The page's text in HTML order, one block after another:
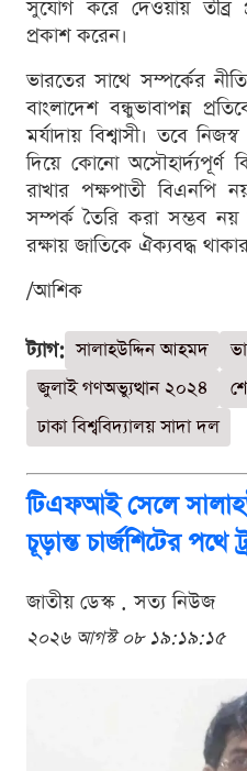
সুযোগ করে দেওয়ায় তীব্র
প্রকাশ করেন।
ভারতের সাথে সম্পর্কের নীতি
বাংলাদেশ বন্ধুভাবাপন্ন
মর্যাদায় বিশ্বাসী। তবে
দিয়ে কোনো অসৌহার্দ্যপূর্ণ
রাখার পক্ষপাতী বিএনপি
সম্পর্ক তৈরি করা সম্ভব নয়
রক্ষায় জাতিকে ঐক্যবদ্ধ
/আশিক
ট্যাগ: সালাহউদ্দিন আহমদ
জুলাই গণঅভ্যুত্থান ২০২৪
ঢাকা বিশ্ববিদ্যালয় সাদা দল
টিএফআই সেলে
চূড়ান্ত চার্জশিটের পথে
জাতীয় ডেস্ক . সত্য নিউজ
২০২৬ আগস্ট ০৮ ১৯:১৯:১৫